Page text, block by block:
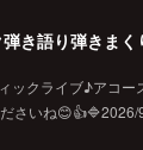
き語り弾きまく
ックライブ♪アコー
さいね